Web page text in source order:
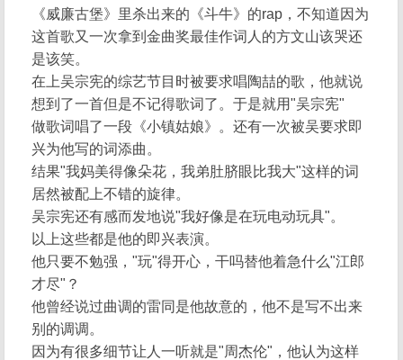
《威廉古堡》里杀出来的《斗牛》的rap，不知道因为
这首歌又一次拿到金曲奖最佳作词人的方文山该哭还
是该笑。
在上吴宗宪的综艺节目时被要求唱陶喆的歌，他就说
想到了一首但是不记得歌词了。于是就用"吴宗宪"
做歌词唱了一段《小镇姑娘》。还有一次被吴要求即
兴为他写的词添曲。
结果"我妈美得像朵花，我弟肚脐眼比我大"这样的词
居然被配上不错的旋律。
吴宗宪还有感而发地说"我好像是在玩电动玩具"。
以上这些都是他的即兴表演。
他只要不勉强，"玩"得开心，干吗替他着急什么"江郎
才尽"？
他曾经说过曲调的雷同是他故意的，他不是写不出来
别的调调。
因为有很多细节让人一听就是"周杰伦"，他认为这样